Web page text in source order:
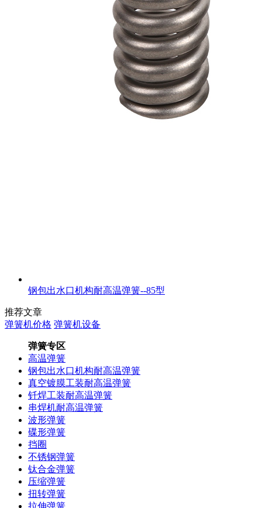
钢包出水口机构耐高温弹簧--85型
推荐文章
弹簧机价格 弹簧机设备
弹簧专区
高温弹簧
钢包出水口机构耐高温弹簧
真空镀膜工装耐高温弹簧
钎焊工装耐高温弹簧
串焊机耐高温弹簧
波形弹簧
碟形弹簧
挡圈
不锈钢弹簧
钛合金弹簧
压缩弹簧
扭转弹簧
拉伸弹簧